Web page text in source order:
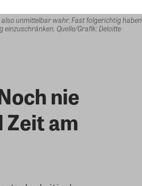
unmittelbar wahr. Fast folgerichtig haben
Quelle/Grafik: Deloitte
nie
am